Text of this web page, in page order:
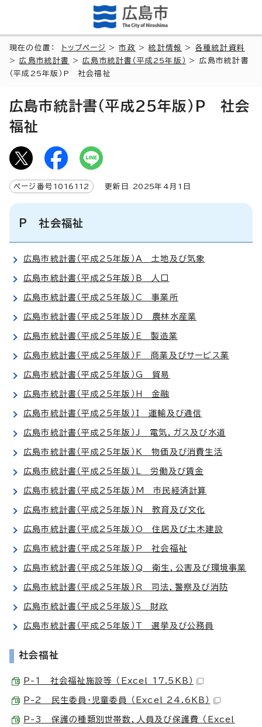
現在の位置： トップページ >市政 >統計情報 > 各種統計資料
>広島市統計書 >広島市統計書（平成25年版）
> 広島市統計書
（平成25年版）P 社会福祉
広島市統計書（平成25年版）P 社会
福祉
ページ番号 1016112 更新日 2025年4月1日
P 社会福祉
広島市統計書（平成25年版）A 土地及び気象
広島市統計書（平成25年版）B 人口
広島市統計書（平成25年版）C 事業所
広島市統計書（平成25年版）D 農林水産業
広島市統計書（平成25年版）E 製造業
広島市統計書（平成25年版）F 商業及びサービス業
広島市統計書（平成25年版）G 貿易
広島市統計書（平成25年版）H 金融
広島市統計書（平成25年版）I 運輸及び通信
広島市統計書（平成25年版）J 電気，ガス及び水道
広島市統計書（平成25年版）K 物価及び消費生活
広島市統計書（平成25年版）L 労働及び賃金
広島市統計書（平成25年版）M 市民経済計算
広島市統計書（平成25年版）N 教育及び文化
広島市統計書（平成25年版）O 住居及び土木建設
広島市統計書（平成25年版）P 社会福祉
広島市統計書（平成25年版）Q 衛生，公害及び環境事業
広島市統計書（平成25年版）R 司法，警察及び消防
広島市統計書（平成25年版）S 財政
広島市統計書（平成25年版）T 選挙及び公務員
社会福祉
P-1 社会福祉施設等 （Excel 17.5KB）
P-2 民生委員・児童委員 （Excel 24.6KB）
P-3 保護の種類別世帯数，人員及び保護費 （Excel